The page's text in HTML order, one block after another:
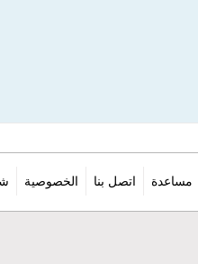
مساعدة اتصل بنا الخصوصية